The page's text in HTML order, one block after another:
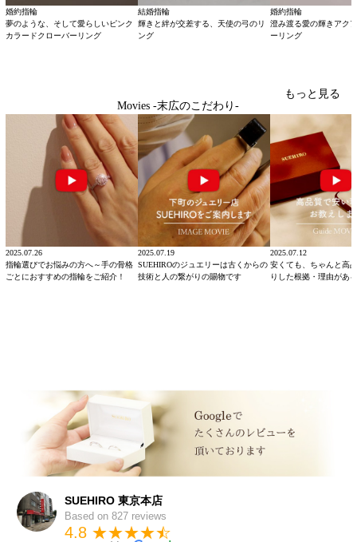
婚約指輪
夢のような、そして愛らしいピンク
カラードクローバーリング
結婚指輪
輝きと絆が交差する、天使の弓のリ
ング
婚約指輪
澄み渡る愛の輝きアク
ーリング
Movies -末広のこだわり-
もっと見る
2025.07.26
指輪選びでお悩みの方へ～手の骨格
ごとにおすすめの指輪をご紹介！
2025.07.19
SUEHIROのジュエリーは古くからの
技術と人の繋がりの賜物です
2025.07.12
安くても、ちゃんと高
りした根拠・理由があ
SUEHIRO 東京本店
Based on 827 reviews
4.8 ★★★★★
☆